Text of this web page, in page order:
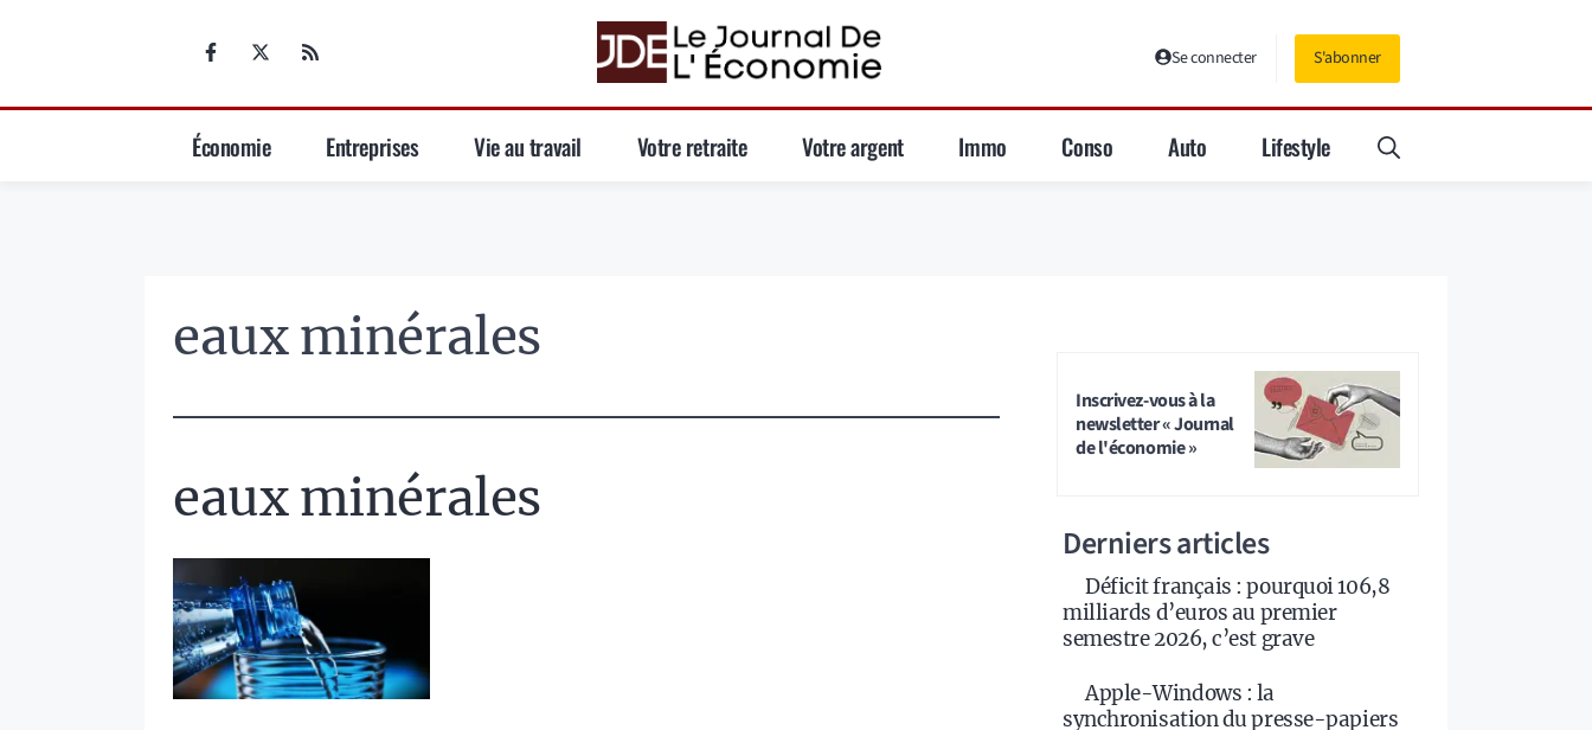
Se connecter S'abonner
Économie Entreprises Vie au travail Votre retraite Votre argent Immo Conso Auto Lifestyle
eaux minérales
eaux minérales
Inscrivez-vous à la
newsletter « Journal
de l'économie »
Derniers articles
Déficit français : pourquoi 106,8
milliards d’euros au premier
semestre 2026, c’est grave
Apple-Windows : la
synchronisation du presse-papiers